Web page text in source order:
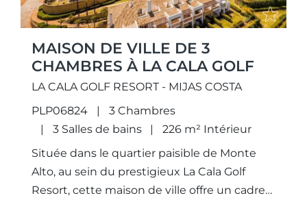
MAISON DE VILLE DE 3
CHAMBRES À LA CALA GOLF
LA CALA GOLF RESORT - MIJAS COSTA
PLP06824
3 Chambres
3 Salles de bains
226 m² Intérieur
Située dans le quartier paisible de Monte
Alto, au sein du prestigieux La Cala Golf
Resort, cette maison de ville offre un cadre